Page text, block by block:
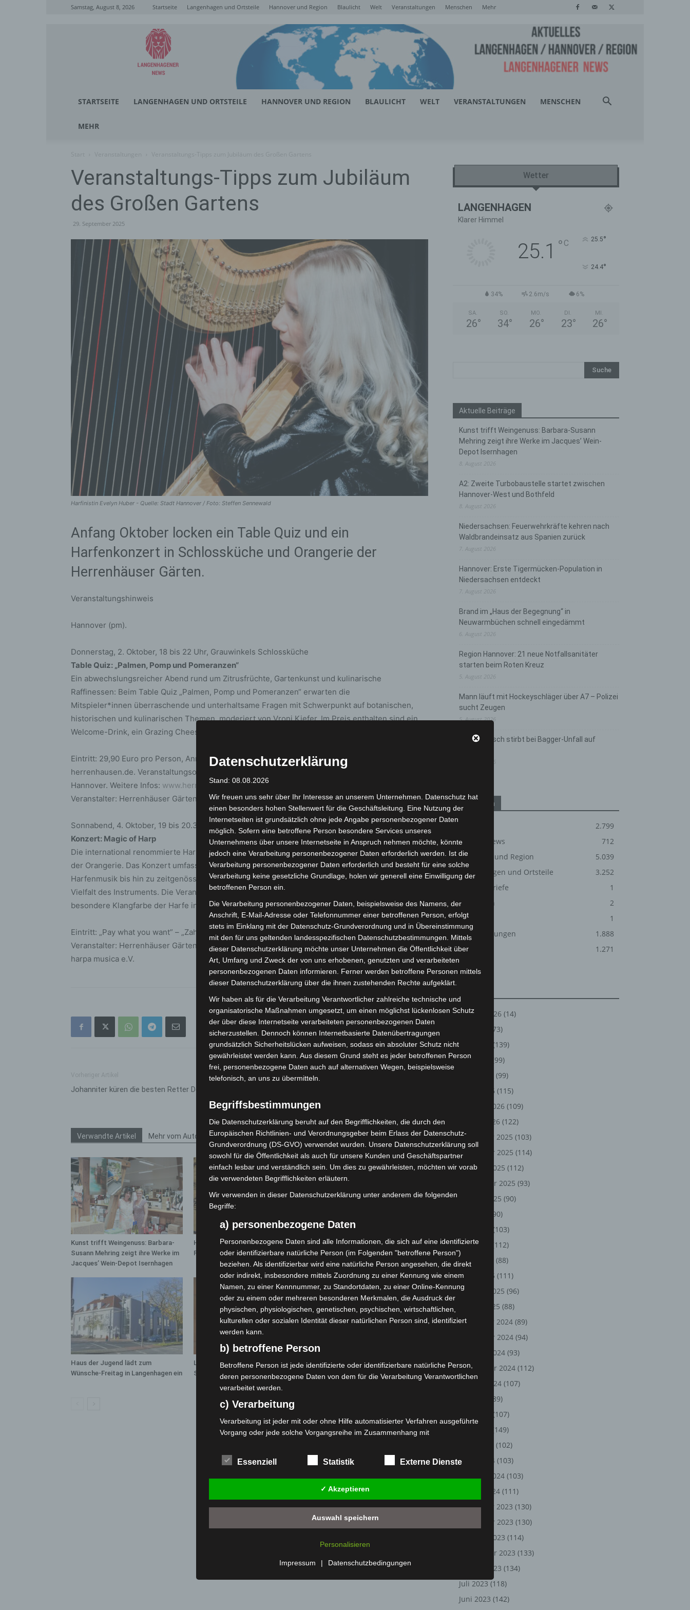
Samstag, August 8, 2026 Startseite Langenhagen und Ortsteile Hannover und Region Blaulicht Welt Veranstaltungen Menschen Mehr
Langenhagener
News
STARTSEITE LANGENHAGEN UND ORTSTEILE HANNOVER UND REGION BLAULICHT WELT VERANSTALTUNGEN MENSCHEN
MEHR
Veranstaltungs-Tipps zum Jubiläum
des Großen Gartens
29. September 2025
Harfinistin Evelyn Huber - Quelle: Stadt Hannover / Foto: Steffen Sennewald
Anfang Oktober locken ein Table Quiz und ein
Harfenkonzert in Schlossküche und Orangerie der
Herrenhäuser Gärten.
Veranstaltungshinweis
Hannover (pm).
Donnerstag, 2. Oktober, 18 bis 22 Uhr, Grauwinkels Schlossküche
Table Quiz: „Palmen, Pomp und Pomeranzen“
Ein abwechslungsreicher Abend rund um Zitrusfrüchte, Gartenkunst und kulinarische
Raffinessen: Beim Table Quiz „Palmen, Pomp und Pomeranzen“ erwarten die
Mitspieler*innen überraschende und unterhaltsame Fragen mit Schwerpunkt auf botanischen,
historischen und kulinarischen Themen, moderiert von Vroni Kiefer. Im Preis enthalten sind ein
Welcome-Drink, ein Grazing Cheese and Fruit-Board sowie süße Zitrus-Spezialitäten.
Eintritt: 29,90 Euro pro Person, Anmeldung erforderlich unter info@schlossküche-
herrenhausen.de. Veranstaltungsort: Grauwinkels Schlossküche, Alte Herrenhäuser Str. 3, 30419
Hannover. Weitere Infos: www.herrenhausen.de
Veranstalter: Herrenhäuser Gärten
Sonnabend, 4. Oktober, 19 bis 20.30 Uhr, Orangerie Herrenhausen
Konzert: Magic of Harp
Die international renommierte Harfenistin Evelyn Huber gestaltet ein facettenreiches Konzert in
der Orangerie. Das Konzert umfasst Werke unterschiedlicher Stilrichtungen – von klassischer
Harfenmusik bis hin zu zeitgenössischen Kompositionen – und zeigt eindrucksvoll die stilistische
Vielfalt des Instruments. Die Veranstaltung lädt musikinteressierte Besucher*innen ein, die
besondere Klangfarbe der Harfe in einem atmosphärischen Rahmen zu erleben.
Eintritt: „Pay what you want” – „Zahle, was du möchtest”. Weitere Infos:www.herrenhausen.de
Veranstalter: Herrenhäuser Gärten in Kooperation mit der Niedersächsischen Harfenakademie –
harpa musica e.V.
Johanniter küren die besten Retter Deutschlands
Verwandte Artikel Mehr vom Autor
Kunst trifft Weingenuss: Barbara-
Susann Mehring zeigt ihre Werke im
Jacques’ Wein-Depot Isernhagen
Hannover Klassik Open Air 2026:
Französische Oper im Maschpark
Blaulichtmeile Langenhagen 2026:
Polizei, Feuerwehr und Rettung
hautnah erleben
Haus der Jugend lädt zum
Wünsche-Freitag in Langenhagen ein
Late-Zoo im Erlebnis-Zoo Hannover:
Sommerabend mit The Ellingtones
Landesgartenschau Bad Nenndorf
erreicht Halbzeit mit 350.000
Wetter
LANGENHAGEN
Klarer Himmel
25.1 ° C 25.5°
24.4°
34% 2.6m/s 6%
SA.
26°
SO.
34°
MO.
26°
DI.
23°
MI.
26°
Aktuelle Beiträge
Kunst trifft Weingenuss: Barbara-Susann
Mehring zeigt ihre Werke im Jacques’ Wein-
Depot Isernhagen
8. August 2026
A2: Zweite Turbobaustelle startet zwischen
Hannover-West und Bothfeld
8. August 2026
Niedersachsen: Feuerwehrkräfte kehren nach
Waldbrandeinsatz aus Spanien zurück
7. August 2026
Hannover: Erste Tigermücken-Population in
Niedersachsen entdeckt
7. August 2026
Brand im „Haus der Begegnung“ in
Neuwarmbüchen schnell eingedämmt
6. August 2026
Region Hannover: 21 neue Notfallsanitäter
starten beim Roten Kreuz
5. August 2026
Mann läuft mit Hockeyschläger über A7 – Polizei
sucht Zeugen
5. August 2026
Celle: Mensch stirbt bei Bagger-Unfall auf
Kategorien
2.799
Corona-News
712
Hannover und Region
5.039
Langenhagen und Ortsteile
3.252
Leserbriefe
1
Menschen
2
Über uns
1
Veranstaltungen
1.888
Welt
1.271
August 2026 (14)
(73)
(139)
Mai 2026
(99)
(99)
März 2026 (115)
Februar 2026 (109)
Januar 2026 (122)
Dezember 2025 (103)
November 2025 (114)
Oktober 2025 (112)
September 2025 (93)
August 2025 (90)
(90)
(103)
Mai 2025
(112)
April 2025
(88)
März 2025 (111)
Februar 2025 (96)
Januar 2025 (88)
Dezember 2024 (89)
November 2024 (94)
Oktober 2024 (93)
September 2024 (112)
August 2024 (107)
(89)
(107)
(149)
(102)
März 2024 (103)
Februar 2024 (103)
Januar 2024 (111)
Dezember 2023 (130)
November 2023 (130)
Oktober 2023 (114)
September 2023 (133)
August 2023 (134)
Juli 2023 (118)
Juni 2023 (142)
Datenschutzerklärung
Stand: 08.08.2026
Wir freuen uns sehr über Ihr Interesse an unserem Unternehmen. Datenschutz hat
einen besonders hohen Stellenwert für die Geschäftsleitung. Eine Nutzung der
Internetseiten ist grundsätzlich ohne jede Angabe personenbezogener Daten
möglich. Sofern eine betroffene Person besondere Services unseres
Unternehmens über unsere Internetseite in Anspruch nehmen möchte, könnte
jedoch eine Verarbeitung personenbezogener Daten erforderlich werden. Ist die
Verarbeitung personenbezogener Daten erforderlich und besteht für eine solche
Verarbeitung keine gesetzliche Grundlage, holen wir generell eine Einwilligung der
betroffenen Person ein.
Die Verarbeitung personenbezogener Daten, beispielsweise des Namens, der
Anschrift, E-Mail-Adresse oder Telefonnummer einer betroffenen Person, erfolgt
stets im Einklang mit der Datenschutz-Grundverordnung und in Übereinstimmung
mit den für uns geltenden landesspezifischen Datenschutzbestimmungen. Mittels
dieser Datenschutzerklärung möchte unser Unternehmen die Öffentlichkeit über
Art, Umfang und Zweck der von uns erhobenen, genutzten und verarbeiteten
personenbezogenen Daten informieren. Ferner werden betroffene Personen mittels
dieser Datenschutzerklärung über die ihnen zustehenden Rechte aufgeklärt.
Wir haben als für die Verarbeitung Verantwortlicher zahlreiche technische und
organisatorische Maßnahmen umgesetzt, um einen möglichst lückenlosen Schutz
der über diese Internetseite verarbeiteten personenbezogenen Daten
sicherzustellen. Dennoch können Internetbasierte Datenübertragungen
grundsätzlich Sicherheitslücken aufweisen, sodass ein absoluter Schutz nicht
gewährleistet werden kann. Aus diesem Grund steht es jeder betroffenen Person
frei, personenbezogene Daten auch auf alternativen Wegen, beispielsweise
telefonisch, an uns zu übermitteln.
Begriffsbestimmungen
Die Datenschutzerklärung beruht auf den Begrifflichkeiten, die durch den
Europäischen Richtlinien- und Verordnungsgeber beim Erlass der Datenschutz-
Grundverordnung (DS-GVO) verwendet wurden. Unsere Datenschutzerklärung soll
sowohl für die Öffentlichkeit als auch für unsere Kunden und Geschäftspartner
einfach lesbar und verständlich sein. Um dies zu gewährleisten, möchten wir vorab
die verwendeten Begrifflichkeiten erläutern.
Wir verwenden in dieser Datenschutzerklärung unter anderem die folgenden
Begriffe:
a) personenbezogene Daten
Personenbezogene Daten sind alle Informationen, die sich auf eine identifizierte
oder identifizierbare natürliche Person (im Folgenden "betroffene Person")
beziehen. Als identifizierbar wird eine natürliche Person angesehen, die direkt
oder indirekt, insbesondere mittels Zuordnung zu einer Kennung wie einem
Namen, zu einer Kennnummer, zu Standortdaten, zu einer Online-Kennung
oder zu einem oder mehreren besonderen Merkmalen, die Ausdruck der
physischen, physiologischen, genetischen, psychischen, wirtschaftlichen,
kulturellen oder sozialen Identität dieser natürlichen Person sind, identifiziert
werden kann.
b) betroffene Person
Betroffene Person ist jede identifizierte oder identifizierbare natürliche Person,
deren personenbezogene Daten von dem für die Verarbeitung Verantwortlichen
verarbeitet werden.
c) Verarbeitung
Verarbeitung ist jeder mit oder ohne Hilfe automatisierter Verfahren ausgeführte
Vorgang oder jede solche Vorgangsreihe im Zusammenhang mit
das Ordnen, die Speicherung, die Anpassung oder Veränderung, das Auslesen,
das Abfragen, die Verwendung, die Offenlegung durch Übermittlung, Verbreitung
oder eine andere Form der Bereitstellung, den Abgleich oder die Verknüpfung,
die Einschränkung, das Löschen oder die Vernichtung.
d) Einschränkung der Verarbeitung
Einschränkung der Verarbeitung ist die Markierung gespeicherter
Profiling ist jede Art der automatisierten Verarbeitung personenbezogener
Daten, die darin besteht, dass diese personenbezogenen Daten verwendet
werden, um bestimmte persönliche Aspekte, die sich auf eine natürliche Person
Essenziell Statistik Externe Dienste
✓ Akzeptieren
Auswahl speichern
Personalisieren
Impressum | Datenschutzbedingungen